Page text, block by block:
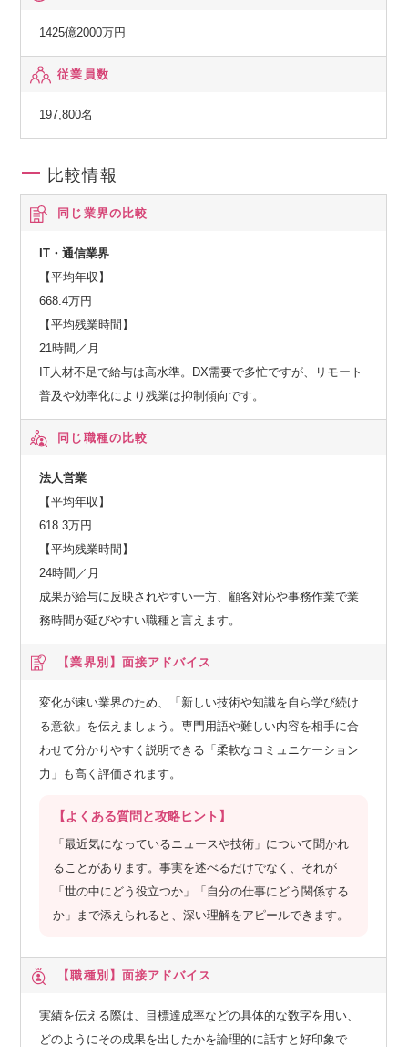
1425億2000万円
従業員数
197,800名
比較情報
同じ業界の比較
IT・通信業界
【平均年収】
668.4万円
【平均残業時間】
21時間／月
IT人材不足で給与は高水準。DX需要で多忙ですが、リモート
普及や効率化により残業は抑制傾向です。
同じ職種の比較
法人営業
【平均年収】
618.3万円
【平均残業時間】
24時間／月
成果が給与に反映されやすい一方、顧客対応や事務作業で業
務時間が延びやすい職種と言えます。
【業界別】 面接アドバイス
変化が速い業界のため、「新しい技術や知識を自ら学び続け
る意欲」を伝えましょう。専門用語や難しい内容を相手に合
わせて分かりやすく説明できる「柔軟なコミュニケーション
力」も高く評価されます。
【よくある質問と攻略ヒント】
「最近気になっているニュースや技術」について聞かれ
ることがあります。事実を述べるだけでなく、それが
「世の中にどう役立つか」「自分の仕事にどう関係する
か」まで添えられると、深い理解をアピールできます。
【職種別】 面接アドバイス
実績を伝える際は、目標達成率などの具体的な数字を用い、
どのようにその成果を出したかを論理的に話すと好印象で